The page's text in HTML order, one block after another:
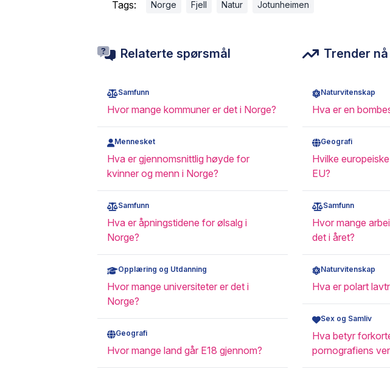
Tags: Norge Fjell Natur Jotunheimen
Relaterte spørsmål
Samfunn
Hvor mange kommuner er det i Norge?
Mennesket
Hva er gjennomsnittlig høyde for
kvinner og menn i Norge?
Samfunn
Hva er åpningstidene for ølsalg i
Norge?
Opplæring og Utdanning
Hvor mange universiteter er det i
Norge?
Geografi
Hvor mange land går E18 gjennom?
Trender nå
Naturvitenskap
Hva er en
Geografi
Hvilke
EU?
Samfunn
Hvor mange
det i året?
Naturvitenskap
Hva er polart
Sex og Samliv
Hva betyr
pornografiens